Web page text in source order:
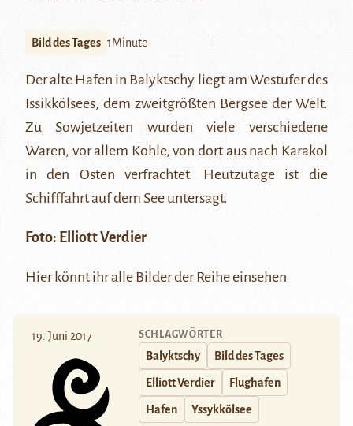
Bild des Tages 1Minute
Der alte Hafen in Balyktschy liegt am Westufer des
Issikkölsees, dem zweitgrößten Bergsee der Welt.
Zu Sowjetzeiten wurden viele verschiedene
Waren, vor allem Kohle, von dort aus nach Karakol
in den Osten verfrachtet. Heutzutage ist die
Schifffahrt auf dem See untersagt.
Foto: Elliott Verdier
Hierkönnt ihr alle Bilder der Reihe einsehen
19. Juni 2017 SCHLAGWÖRTER
Balyktschy Bild des Tages
Elliott Verdier Flughafen
Hafen Yssykkölsee